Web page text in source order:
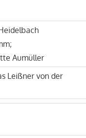
Aumüller
Leißner von der